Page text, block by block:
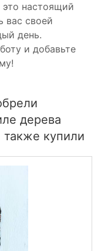
это настоящий
вас своей
день.
и добавьте
дерева
также купили